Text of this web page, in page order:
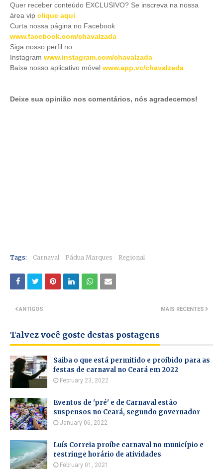
Quer receber conteúdo EXCLUSIVO? Se inscreva na nossa
área vip clique aqui
Curta nossa página no Facebook
www.facebook.com/chavalzada
Siga nosso perfil no
Instagram www.instagram.com/chavalzada
Baixe nosso aplicativo móvel www.app.vc/chavalzada
Deixe sua opinião nos comentários, nós agradecemos!
Tags: Carnaval Pádua Marques Regional
MAIS RECENTES
ANTIGOS
Talvez você goste destas postagens
Saiba o que está permitido e proibido para as
festas de carnaval no Ceará em 2022
February 23, 2022
Eventos de 'pré' e de Carnaval estão
suspensos no Ceará, segundo governador
January 06, 2022
Luís Correia proíbe carnaval no município e
restringe horário de atividades
February 01, 2021